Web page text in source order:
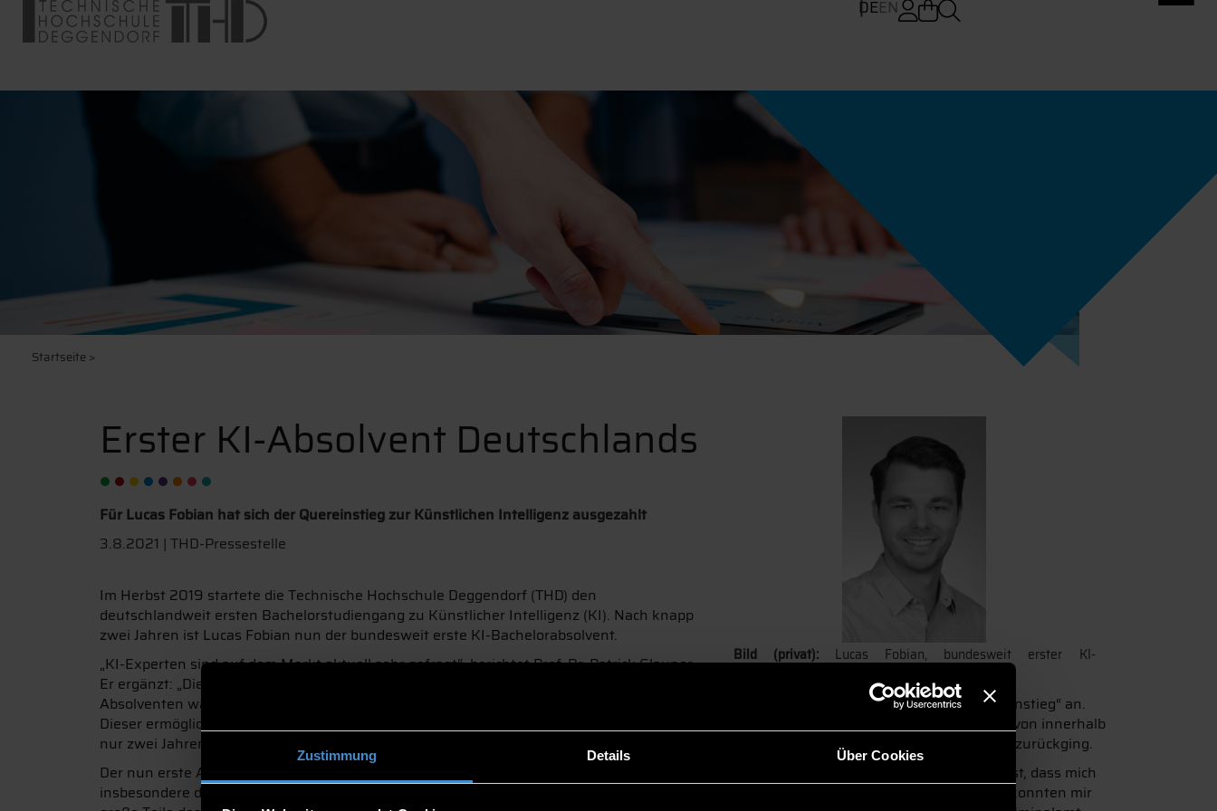
Zustimmung Details Über Cookies
DEEN
Startseite>
Bild (privat): Lucas Fobian, bundesweit erster KI-
Bachelorabsolvent.
Erster KI-Absolvent Deutschlands
Für Lucas Fobian hat sich der Quereinstieg zur Künstlichen Intelligenz ausgezahlt
3.8.2021 | THD-Pressestelle
Im Herbst 2019 startete die Technische Hochschule Deggendorf (THD) den
deutschlandweit ersten Bachelorstudiengang zu Künstlicher Intelligenz (KI). Nach knapp
zwei Jahren ist Lucas Fobian nun der bundesweit erste KI-Bachelorabsolvent.
„KI-Experten sind auf dem Markt aktuell sehr gefragt“, berichtet Prof. Dr. Patrick Glauner.
Er ergänzt: „Die Unternehmen können jedoch nicht drei bis vier Jahre auf die ersten
Absolventen warten“. Neben dem regulären Start des neuen Studiengangs bot die THD daher damals einmalig den sogenannten „Quereinstieg“ an.
Dieser ermöglichte Berufstätigen mit einem technischen Studienabschluss oder Studienfachwechslern den Erwerb der KI-Kompetenzen von innerhalb
nur zwei Jahren. Ein Konzept, das auf den damaligen und mittlerweile pensionierten Studiengangskoordinator Prof. Dr. Dr. Heribert Popp zurückging.
Der nun erste Absolvent Lucas Fobian war davon sofort überzeugt: „Während meines Studiums der Allgemeinen Informatik stellte ich fest, dass mich
insbesondere der Teilbereich der KI interessiert. Glücklicherweise bot die THD genau zu diesem Zeitpunkt den Quereinstieg an. Dadurch konnten mir